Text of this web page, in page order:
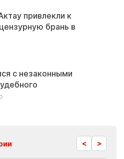
привлекли к
брань в
с незаконными
< >